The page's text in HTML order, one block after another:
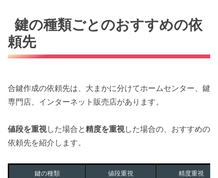
鍵の種類ごとのおすすめの依
頼先
合鍵作成の依頼先は、大まかに分けてホームセンター、鍵
専門店、インターネット販売店があります。
値段を重視した場合と精度を重視した場合の、おすすめの
依頼先を紹介します。
鍵の種類 値段重視 精度重視